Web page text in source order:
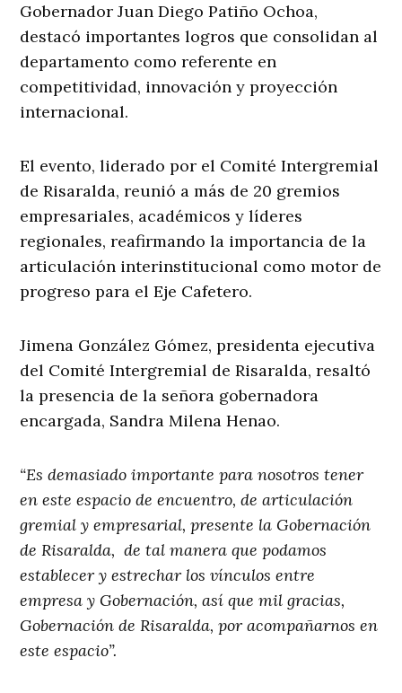
Gobernador Juan Diego Patiño Ochoa,
destacó importantes logros que consolidan al
departamento como referente en
competitividad, innovación y proyección
internacional.
El evento, liderado por el Comité Intergremial
de Risaralda, reunió a más de 20 gremios
empresariales, académicos y líderes
regionales, reafirmando la importancia de la
articulación interinstitucional como motor de
progreso para el Eje Cafetero.
Jimena González Gómez, presidenta ejecutiva
del Comité Intergremial de Risaralda, resaltó
la presencia de la señora gobernadora
encargada, Sandra Milena Henao.
“Es demasiado importante para nosotros tener
en este espacio de encuentro, de articulación
gremial y empresarial, presente la Gobernación
de Risaralda, de tal manera que podamos
establecer y estrechar los vínculos entre
empresa y Gobernación, así que mil gracias,
Gobernación de Risaralda, por acompañarnos en
este espacio”.